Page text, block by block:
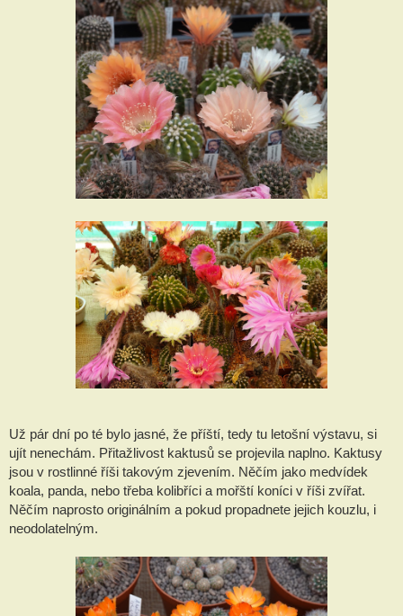
Už pár dní po té bylo jasné, že příští, tedy tu letošní výstavu, si
ujít nenechám. Přitažlivost kaktusů se projevila naplno. Kaktusy
jsou v rostlinné říši takovým zjevením. Něčím jako medvídek
koala, panda, nebo třeba kolibříci a mořští koníci v říši zvířat.
Něčím naprosto originálním a pokud propadnete jejich kouzlu, i
neodolatelným.